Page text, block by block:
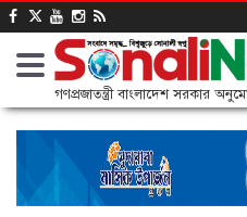
গণপ্রজাতন্ত্রী বাংলাদেশ সরকার